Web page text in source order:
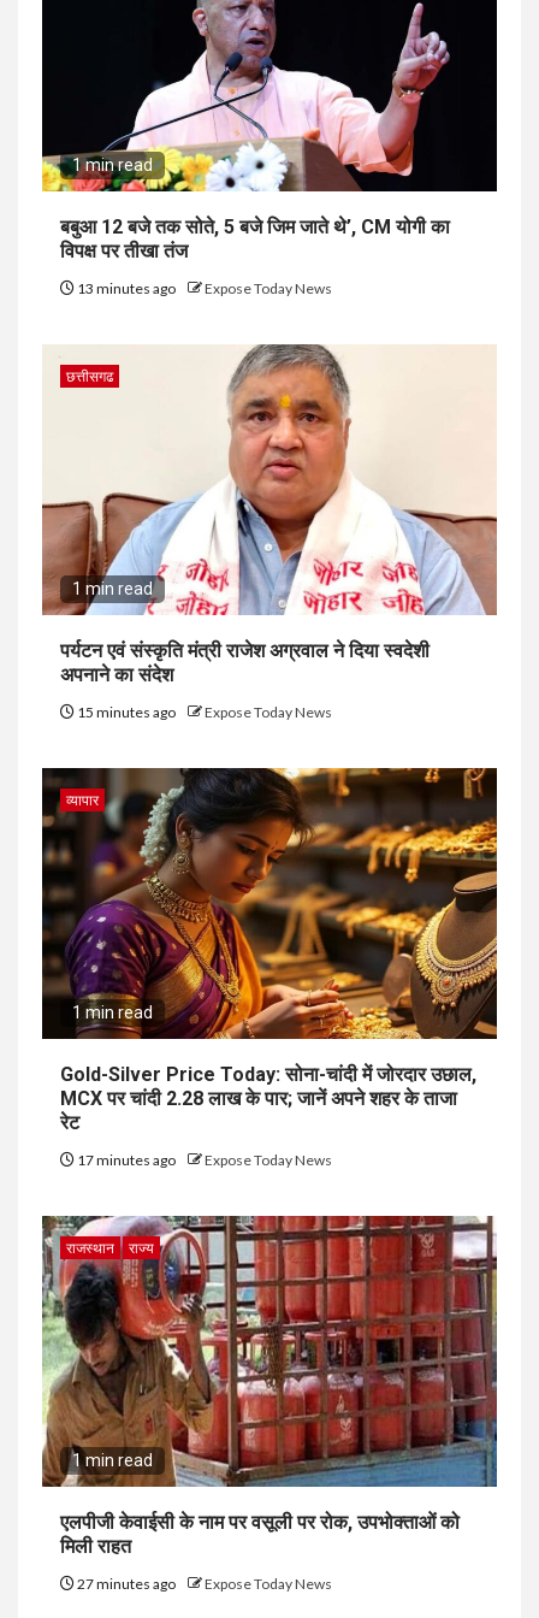
1 min read
बबुआ 12 बजे तक सोते, 5 बजे जिम जाते थे’, CM योगी का
विपक्ष पर तीखा तंज
13 minutes ago Expose Today News
छत्तीसगढ
1 min read
पर्यटन एवं संस्कृति मंत्री राजेश अग्रवाल ने दिया स्वदेशी
अपनाने का संदेश
15 minutes ago Expose Today News
व्यापार
1 min read
Gold-Silver Price Today: सोना-चांदी में जोरदार उछाल,
MCX पर चांदी ₹2.28 लाख के पार; जानें अपने शहर के ताजा
रेट
17 minutes ago Expose Today News
राजस्थान राज्य
1 min read
एलपीजी केवाईसी के नाम पर वसूली पर रोक, उपभोक्ताओं को
मिली राहत
27 minutes ago Expose Today News